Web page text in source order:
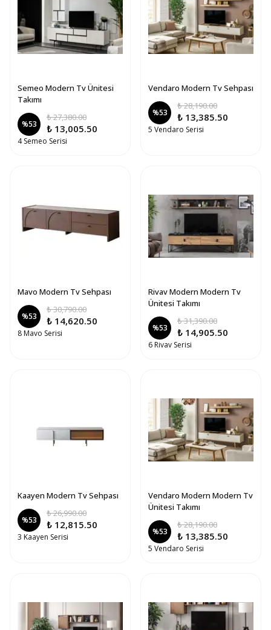
Semeo Modern Tv Ünitesi
Takımı
%53
₺ 27,380.00
₺ 13,005.50
4 Semeo Serisi
Vendaro Modern Tv Sehpası
%53
₺ 28,190.00
₺ 13,385.50
5 Vendaro Serisi
Mavo Modern Tv Sehpası
%53
₺ 30,790.00
₺ 14,620.50
8 Mavo Serisi
Rivav Modern Modern Tv
Ünitesi Takımı
%53
₺ 31,390.00
₺ 14,905.50
6 Rivav Serisi
Kaayen Modern Tv Sehpası
%53
₺ 26,990.00
₺ 12,815.50
3 Kaayen Serisi
Vendaro Modern Modern Tv
Ünitesi Takımı
%53
₺ 28,190.00
₺ 13,385.50
5 Vendaro Serisi